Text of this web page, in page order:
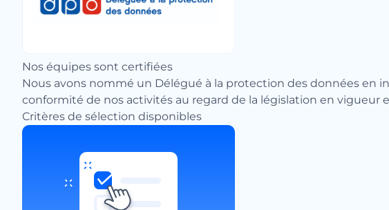
Nos équipes sont certifiées
Nous avons nommé un Délégué à la protection des données en
conformité de nos activités au regard de la législation en vigueur
Critères de sélection disponibles